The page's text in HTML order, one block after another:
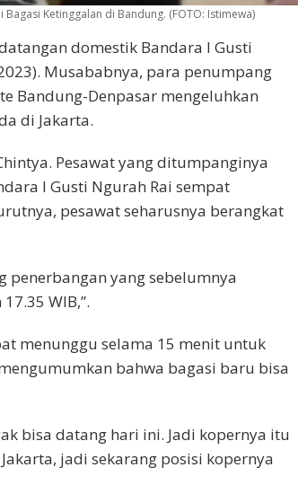
Ketinggalan di Bandung. (FOTO: Istimewa)
domestik Bandara I Gusti
Musababnya, para penumpang
Bandung-Denpasar mengeluhkan
di Jakarta.
Pesawat yang ditumpanginya
I Gusti Ngurah Rai sempat
pesawat seharusnya berangkat
penerbangan yang sebelumnya
WIB,”.
menunggu selama 15 menit untuk
bahwa bagasi baru bisa
bisa datang hari ini. Jadi kopernya itu
jadi sekarang posisi kopernya